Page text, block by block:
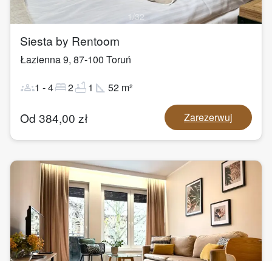
1 /32
Siesta by Rentoom
Łazienna 9, 87-100 Toruń
groups1 -4bed2bathtub1 square_foot 52 m²
Od 384,00 zł Zarezerwuj